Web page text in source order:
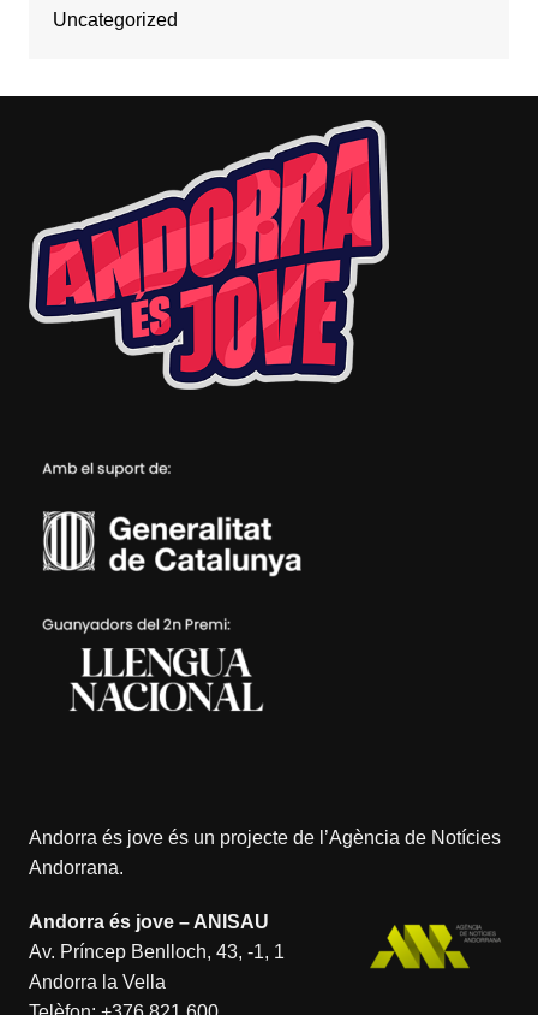
Uncategorized
Andorra és jove és un projecte de l’Agència de Notícies
Andorrana.
Andorra és jove – ANISAU
Av. Príncep Benlloch, 43, -1, 1
Andorra la Vella